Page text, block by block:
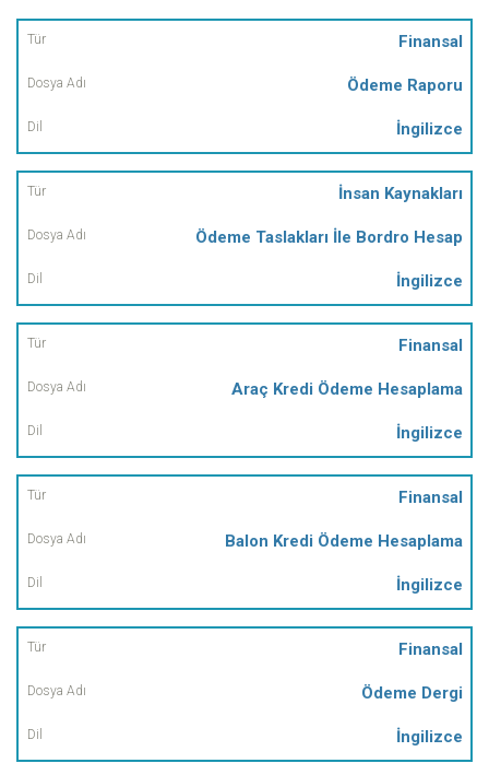
Tür
Dosya
Dil
Finansal
Ödeme Raporu
İngilizce
İnsan Kaynakları
Ödeme Taslakları İle Bordro Hesap
İngilizce
Finansal
Araç Kredi Ödeme Hesaplama
İngilizce
Finansal
Balon Kredi Ödeme Hesaplama
İngilizce
Finansal
Ödeme Dergi
İngilizce